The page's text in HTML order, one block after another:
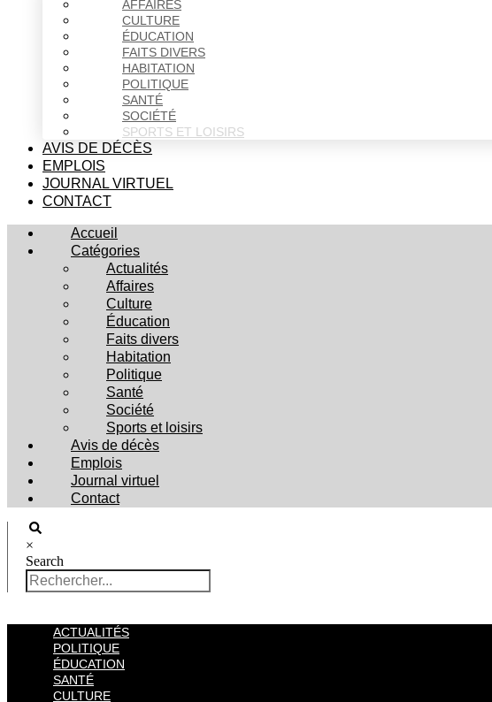
AFFAIRES
CULTURE
ÉDUCATION
FAITS DIVERS
HABITATION
POLITIQUE
SANTÉ
SOCIÉTÉ
SPORTS ET LOISIRS
AVIS DE DÉCÈS
EMPLOIS
JOURNAL VIRTUEL
CONTACT
Accueil
Catégories
Actualités
Affaires
Culture
Éducation
Faits divers
Habitation
Politique
Santé
Société
Sports et loisirs
Avis de décès
Emplois
Journal virtuel
Contact
×
Search
ACTUALITÉS
POLITIQUE
ÉDUCATION
SANTÉ
CULTURE